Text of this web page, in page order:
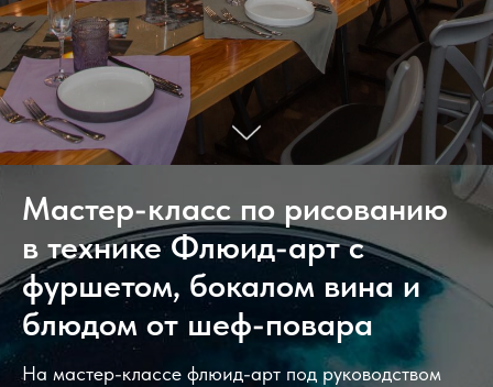
Мастер-класс по рисованию
в технике Флюид-арт с
фуршетом, бокалом вина и
блюдом от шеф-повара
На мастер-классе флюид-арт под руководством